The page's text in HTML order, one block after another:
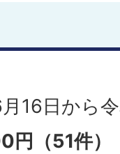
16日から
（51件）